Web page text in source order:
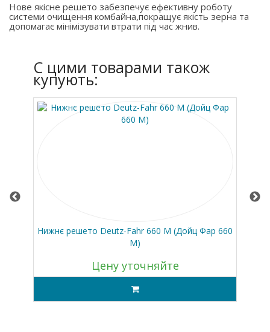
Нове якісне решето забезпечує ефективну роботу
системи очищення комбайна,покращує якість зерна та
допомагає мінімізувати втрати під час жнив.
C цими товарами також
купують:
Нижнє решето Deutz-Fahr 660 M (Дойц Фар 660
М)
Цену уточняйте